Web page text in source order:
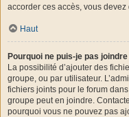
accorder ces accès, vous devez
Haut
Pourquoi ne puis-je pas
La possibilité d’ajouter des
groupe, ou par utilisateur.
fichiers joints pour le forum
groupe peut en joindre.
pourquoi vous ne pouvez pas